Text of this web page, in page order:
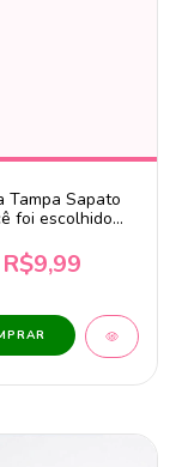
Tampa Sapato
foi escolhido
– MDF Cru
R$9,99